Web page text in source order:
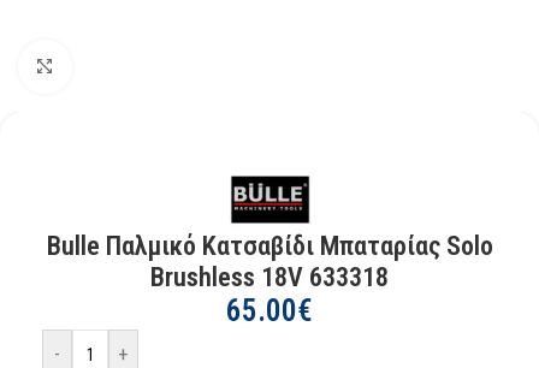
Bulle Παλμικό Κατσαβίδι Μπαταρίας Solo
Brushless 18V 633318
65.00€
- +